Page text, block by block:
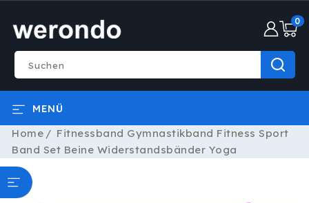
DIREKT
INHALT
Suchen
0
MENÜ
Home
Fitnessband Gymnastikband Fitness Sport
Band Set Beine Widerstandsbänder Yoga